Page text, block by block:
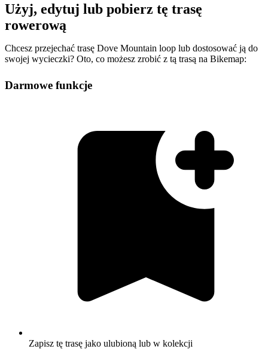
Użyj, edytuj lub pobierz tę trasę
rowerową
Chcesz przejechać trasę Dove Mountain loop lub dostosować ją do
swojej wycieczki? Oto, co możesz zrobić z tą trasą na Bikemap:
Darmowe funkcje
Zapisz tę trasę jako ulubioną lub w kolekcji